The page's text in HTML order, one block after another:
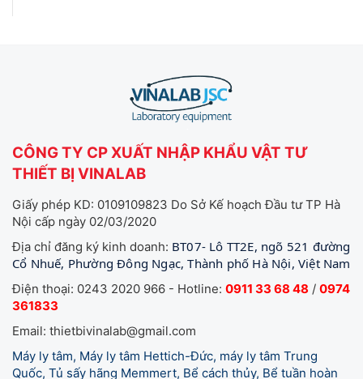
CÔNG TY CP XUẤT NHẬP KHẨU VẬT TƯ
THIẾT BỊ VINALAB
Giấy phép KD: 0109109823 Do Sở Kế hoạch Đầu tư TP Hà
Nội cấp ngày 02/03/2020
Địa chỉ đăng ký kinh doanh: BT07- Lô TT2E, ngõ 521 đường
Cổ Nhuế, Phường Đông Ngạc, Thành phố Hà Nội, Việt Nam
Điện thoại: 0243 2020 966 - Hotline: 0911 33 68 48 / 0974
361833
Email: thietbivinalab@gmail.com
Máy ly tâm, Máy ly tâm Hettich-Đức, máy ly tâm Trung
Quốc, Tủ sấy hãng Memmert, Bể cách thủy, Bể tuần hoàn